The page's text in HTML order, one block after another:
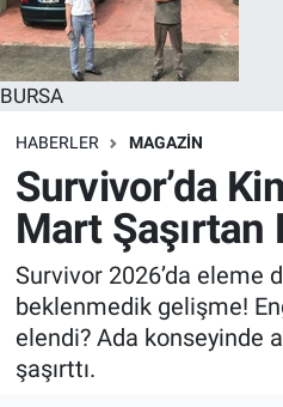
BURSA
HABERLER MAGAZİN
Survivor’da
Mart Şaşırtan
Survivor 2026’da eleme
beklenmedik gelişme!
elendi? Ada konseyinde
şaşırttı.